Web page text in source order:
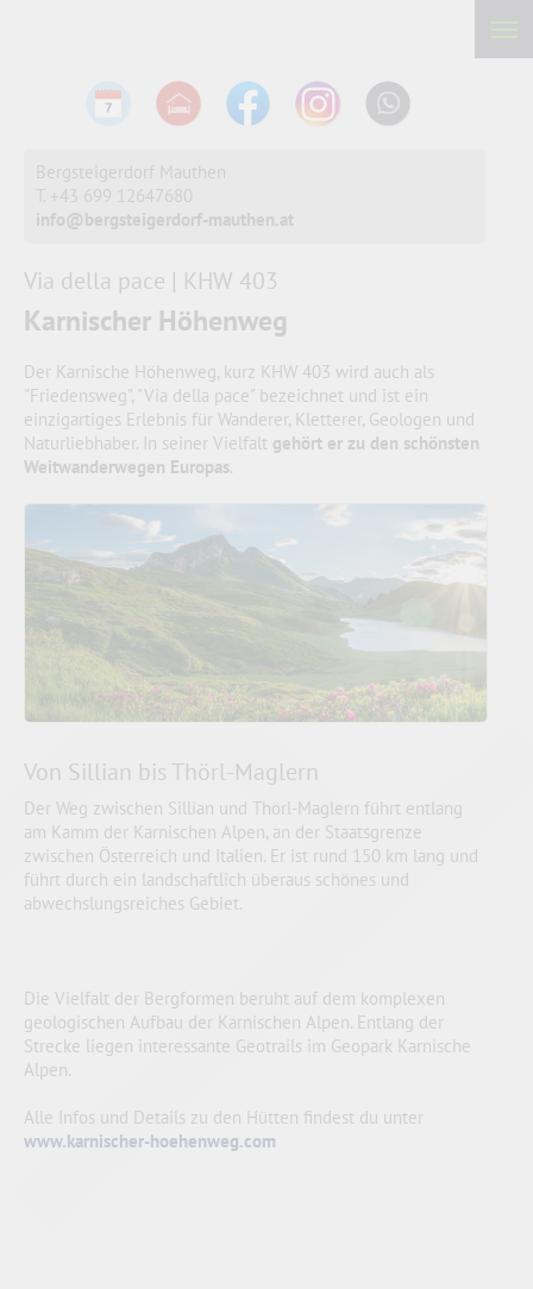
Bergsteigerdorf Mauthen
T. +43 699 12647680
info@bergsteigerdorf-mauthen.at
Via della pace | KHW 403
Karnischer Höhenweg
Der Karnische Höhenweg, kurz KHW 403 wird auch als
"Friedensweg", "Via della pace" bezeichnet und ist ein
einzigartiges Erlebnis für Wanderer, Kletterer, Geologen und
Naturliebhaber. In seiner Vielfalt gehört er zu den schönsten
Weitwanderwegen Europas.
Von Sillian bis Thörl-Maglern
Der Weg zwischen Sillian und Thörl-Maglern führt entlang
am Kamm der Karnischen Alpen, an der Staatsgrenze
zwischen Österreich und Italien. Er ist rund 150 km lang und
führt durch ein landschaftlich überaus schönes und
abwechslungsreiches Gebiet.
Die Vielfalt der Bergformen beruht auf dem komplexen
geologischen Aufbau der Karnischen Alpen. Entlang der
Strecke liegen interessante Geotrails im Geopark Karnische
Alpen.
Alle Infos und Details zu den Hütten findest du unter
www.karnischer-hoehenweg.com